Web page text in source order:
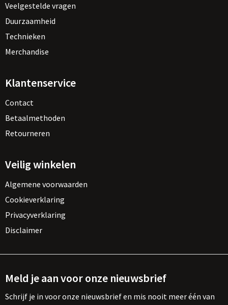
Veelgestelde vragen
Duurzaamheid
Technieken
Merchandise
Klantenservice
Contact
Betaalmethoden
Retourneren
Veilig winkelen
Algemene voorwaarden
Cookieverklaring
Privacyverklaring
Disclaimer
Meld je aan voor onze nieuwsbrief
Schrijf je in voor onze nieuwsbrief en mis nooit meer één van